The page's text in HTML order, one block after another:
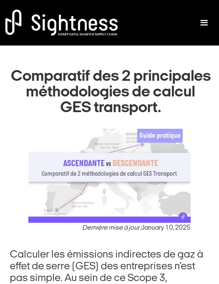
Comparatif des 2 principales
méthodologies de calcul
GES transport.
Dernière mise à jour :January 10, 2025
Calculer les émissions indirectes de gaz à
effet de serre (GES) des entreprises n’est
pas simple. Au sein de ce Scope 3,